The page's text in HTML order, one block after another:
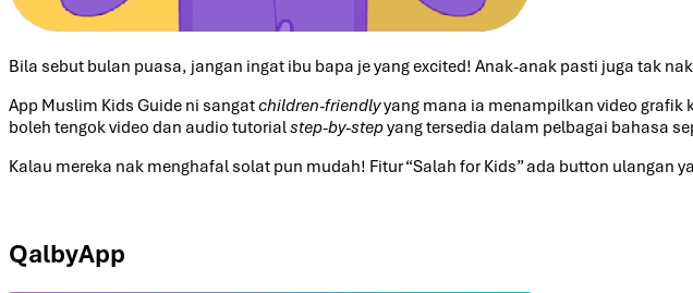
Bila sebut bulan puasa, jangan ingat ibu bapa je yang excited! Anak-anak pasti juga tak
App Muslim Kids Guide ni sangatchildren-friendlyyang mana ia menampilkan video grafik
boleh tengok video dan audio tutorialstep-by-stepyang tersedia dalam pelbagai bahasa
Kalau mereka nak menghafal solat pun mudah! Fitur “Salah for Kids” ada button ulangan
QalbyApp